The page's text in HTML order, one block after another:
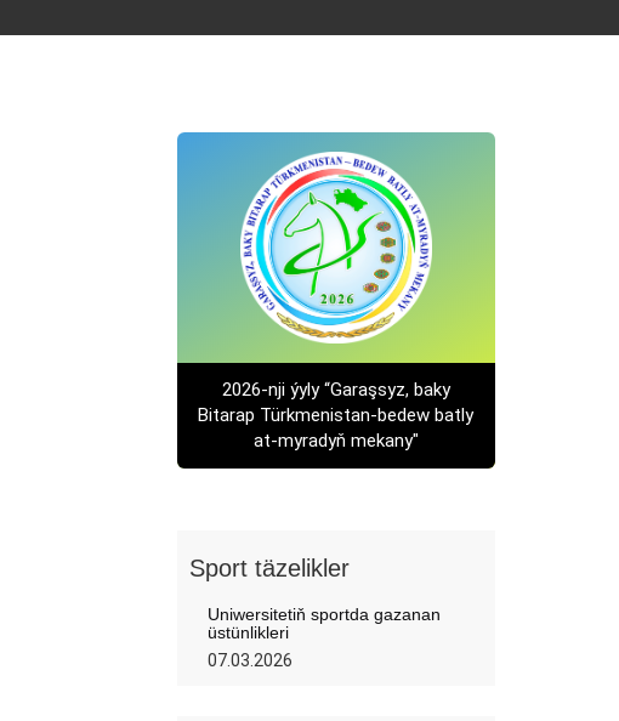
2026-nji ýyly “Garaşsyz, baky
Bitarap Türkmenistan-bedew batly
at-myradyň mekany"
Sport täzelikler
Uniwersitetiň sportda gazanan
üstünlikleri
07.03.2026